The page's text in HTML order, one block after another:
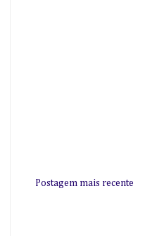
Postagem mais recente